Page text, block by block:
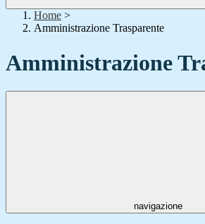
Home >
Amministrazione Trasparente
Amministrazione
navigazione